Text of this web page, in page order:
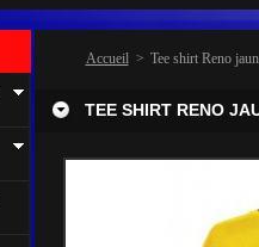
Accueil > Tee shirt Reno
TEE SHIRT RENO